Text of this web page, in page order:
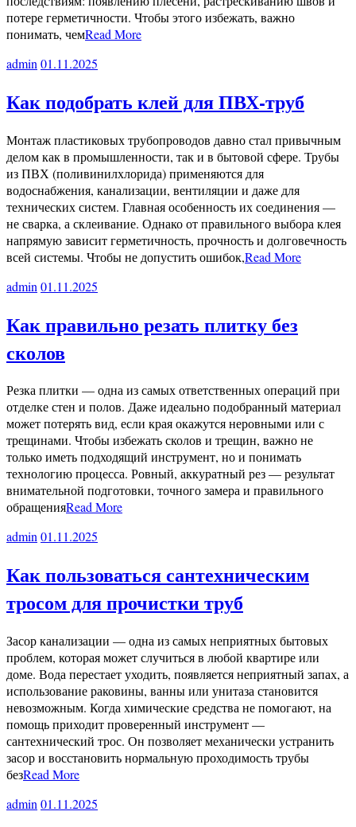
потере герметичности. Чтобы этого избежать, важно
понимать, чемRead More
admin 01.11.2025
Как подобрать клей для ПВХ-труб
Монтаж пластиковых трубопроводов давно стал привычным
делом как в промышленности, так и в бытовой сфере. Трубы
из ПВХ (поливинилхлорида) применяются для
водоснабжения, канализации, вентиляции и даже для
технических систем. Главная особенность их соединения —
не сварка, а склеивание. Однако от правильного выбора клея
напрямую зависит герметичность, прочность и долговечность
всей системы. Чтобы не допустить ошибок,Read More
admin 01.11.2025
Как правильно резать плитку без
сколов
Резка плитки — одна из самых ответственных операций при
отделке стен и полов. Даже идеально подобранный материал
может потерять вид, если края окажутся неровными или с
трещинами. Чтобы избежать сколов и трещин, важно не
только иметь подходящий инструмент, но и понимать
технологию процесса. Ровный, аккуратный рез — результат
внимательной подготовки, точного замера и правильного
обращенияRead More
admin01.11.2025
Как пользоваться сантехническим
тросом для прочистки труб
Засор канализации — одна из самых неприятных бытовых
проблем, которая может случиться в любой квартире или
доме. Вода перестает уходить, появляется неприятный запах, а
использование раковины, ванны или унитаза становится
невозможным. Когда химические средства не помогают, на
помощь приходит проверенный инструмент —
сантехнический трос. Он позволяет механически устранить
засор и восстановить нормальную проходимость трубы
безRead More
admin01.11.2025